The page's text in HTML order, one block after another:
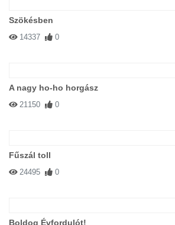
Szökésben
14337 0
A nagy ho-ho horgász
21150 0
Fűszál toll
24495 0
Boldog Évfordulót!